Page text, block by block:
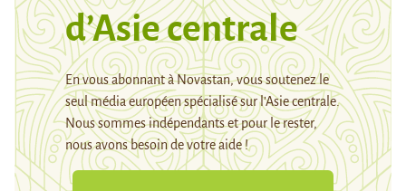
d’Asie centrale
En vous abonnant à Novastan, vous soutenez le
seul média européen spécialisé sur l’Asie centrale.
Nous sommes indépendants et pour le rester,
nous avons besoin de votre aide !